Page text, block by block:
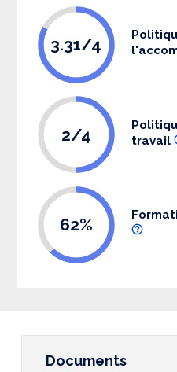
3.31/4
2/4
travail
62%
Documents